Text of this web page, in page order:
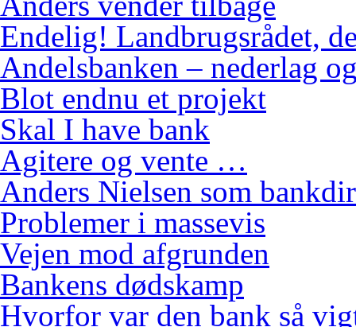
Endelig! Landbrugsrådet,
Andelsbanken – nederlag
Blot endnu et projekt
Skal I have bank
Agitere og vente …
Anders Nielsen som
Problemer i massevis
Vejen mod afgrunden
Bankens dødskamp
Hvorfor var den bank så